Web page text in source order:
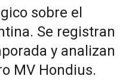
sobre el
Se registran
y analizan
MV Hondius.